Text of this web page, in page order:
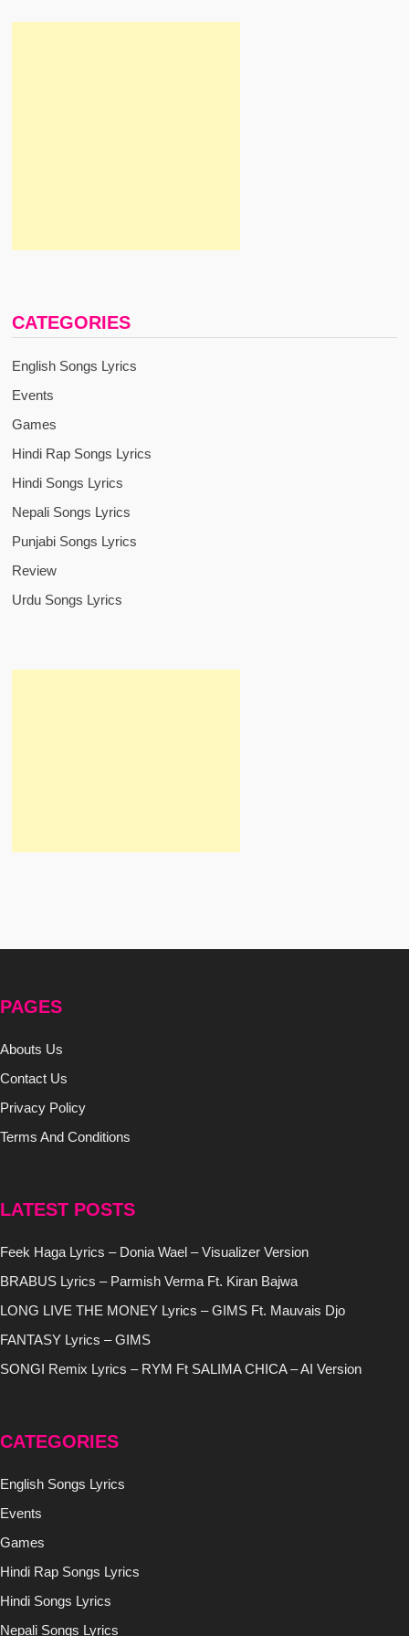
CATEGORIES
English Songs Lyrics
Events
Games
Hindi Rap Songs Lyrics
Hindi Songs Lyrics
Nepali Songs Lyrics
Punjabi Songs Lyrics
Review
Urdu Songs Lyrics
PAGES
Abouts Us
Contact Us
Privacy Policy
Terms And Conditions
LATEST POSTS
Feek Haga Lyrics – Donia Wael – Visualizer Version
BRABUS Lyrics – Parmish Verma Ft. Kiran Bajwa
LONG LIVE THE MONEY Lyrics – GIMS Ft. Mauvais Djo
FANTASY Lyrics – GIMS
SONGI Remix Lyrics – RYM Ft SALIMA CHICA – AI Version
CATEGORIES
English Songs Lyrics
Events
Games
Hindi Rap Songs Lyrics
Hindi Songs Lyrics
Nepali Songs Lyrics